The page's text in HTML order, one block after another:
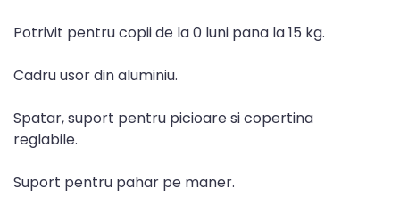
Potrivit pentru copii de la 0 luni pana la 15 kg.
Cadru usor din aluminiu.
Spatar, suport pentru picioare si copertina
reglabile.
Suport pentru pahar pe maner.